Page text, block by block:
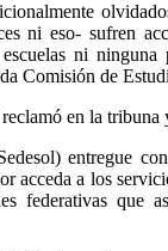
ni eso- sufren
ni
Comisión de
en la
entregue
acceda a los
federativas que